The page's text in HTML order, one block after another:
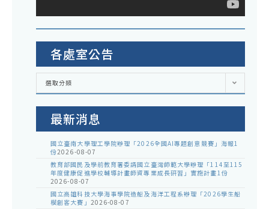
各處室公告
各
室
選取分類
最新消息
國立臺南大學理工學院辦理「2026全國AI專題創意競賽」海報1
份2026-08-07
教育部國民及學前教育署委請國立臺灣師範大學辦理「114至115
年度健康促進學校輔導計畫師資專業成長研習」實施計畫1份
2026-08-07
國立高雄科技大學海事學院造船及海洋工程系辦理「2026學生船
模創客大賽」 2026-08-07